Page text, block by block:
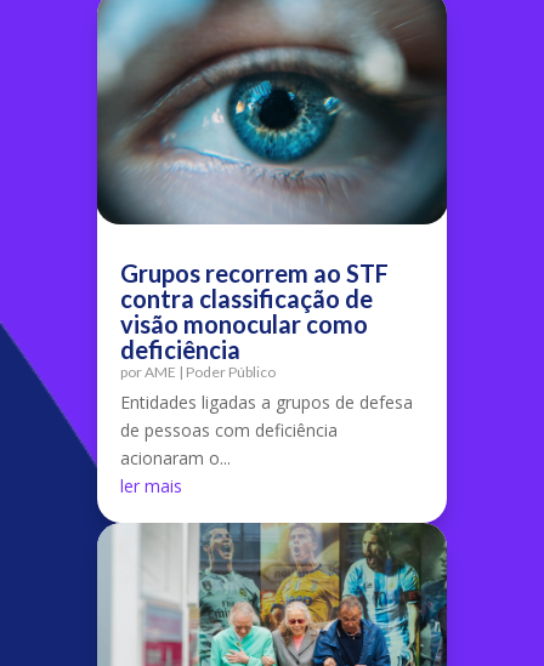
Grupos recorrem ao STF
contra classificação de
visão monocular como
deficiência
porAME | Poder Público
Entidades ligadas a grupos de defesa
de pessoas com deficiência
acionaram o...
ler mais